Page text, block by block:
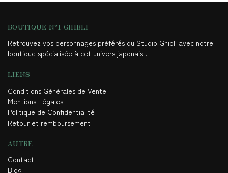
BOUTIQUE N°1 GHIBLI
Retrouvez vos personnages préférés du Studio Ghibli avec notre
boutique spécialisée à cet univers japonais !
LIENS
Conditions Générales de Vente
Mentions Légales
Politique de Confidentialité
Retour et remboursement
AUTRE
Contact
Blog